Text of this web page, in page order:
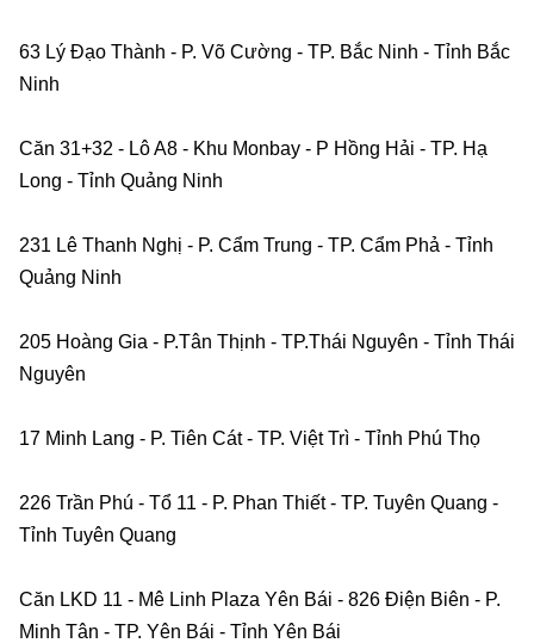
63 Lý Đạo Thành - P. Võ Cường - TP. Bắc Ninh - Tỉnh Bắc
Ninh
Căn 31+32 - Lô A8 - Khu Monbay - P Hồng Hải - TP. Hạ
Long - Tỉnh Quảng Ninh
231 Lê Thanh Nghị - P. Cẩm Trung - TP. Cẩm Phả - Tỉnh
Quảng Ninh
205 Hoàng Gia - P.Tân Thịnh - TP.Thái Nguyên - Tỉnh Thái
Nguyên
17 Minh Lang - P. Tiên Cát - TP. Việt Trì - Tỉnh Phú Thọ
226 Trần Phú - Tổ 11 - P. Phan Thiết - TP. Tuyên Quang -
Tỉnh Tuyên Quang
Căn LKD 11 - Mê Linh Plaza Yên Bái - 826 Điện Biên - P.
Minh Tân - TP. Yên Bái - Tỉnh Yên Bái